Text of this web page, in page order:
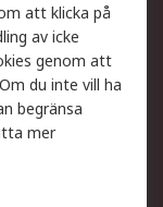
varor
order
med RS-konto
att klicka på
av icke
genom att
du inte vill ha
begränsa
mer